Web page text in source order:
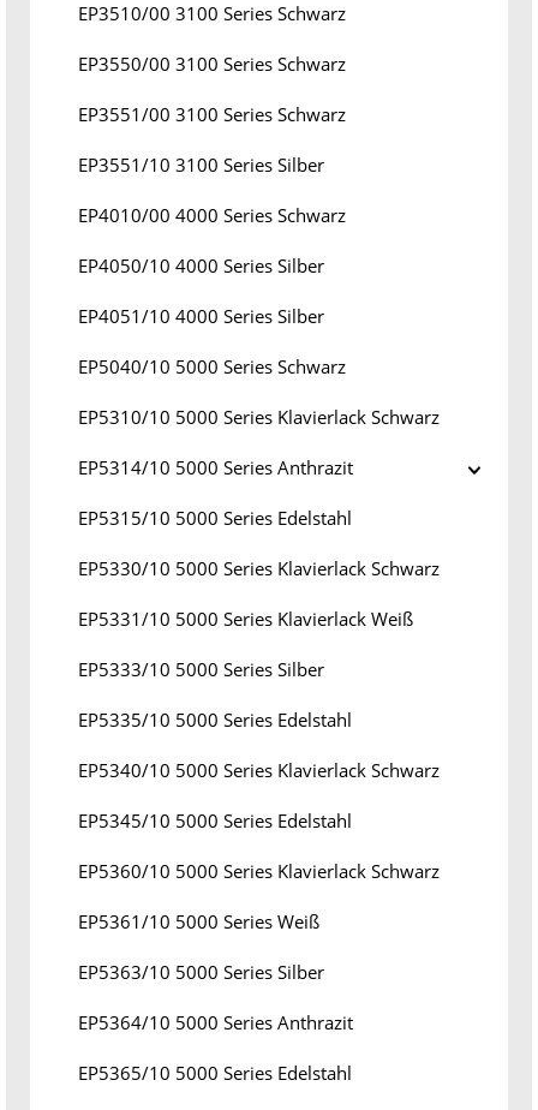
EP3510/00 3100 Series Schwarz
EP3550/00 3100 Series Schwarz
EP3551/00 3100 Series Schwarz
EP3551/10 3100 Series Silber
EP4010/00 4000 Series Schwarz
EP4050/10 4000 Series Silber
EP4051/10 4000 Series Silber
EP5040/10 5000 Series Schwarz
EP5310/10 5000 Series Klavierlack Schwarz
EP5314/10 5000 Series Anthrazit
EP5315/10 5000 Series Edelstahl
EP5330/10 5000 Series Klavierlack Schwarz
EP5331/10 5000 Series Klavierlack Weiß
EP5333/10 5000 Series Silber
EP5335/10 5000 Series Edelstahl
EP5340/10 5000 Series Klavierlack Schwarz
EP5345/10 5000 Series Edelstahl
EP5360/10 5000 Series Klavierlack Schwarz
EP5361/10 5000 Series Weiß
EP5363/10 5000 Series Silber
EP5364/10 5000 Series Anthrazit
EP5365/10 5000 Series Edelstahl